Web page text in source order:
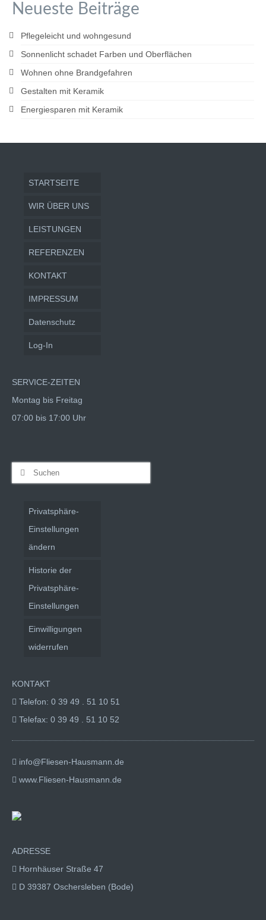
Neueste Beiträge
Pflegeleicht und wohngesund
Sonnenlicht schadet Farben und Oberflächen
Wohnen ohne Brandgefahren
Gestalten mit Keramik
Energiesparen mit Keramik
STARTSEITE
WIR ÜBER UNS
LEISTUNGEN
REFERENZEN
KONTAKT
IMPRESSUM
Datenschutz
Log-In
SERVICE-ZEITEN
Montag bis Freitag
07:00 bis 17:00 Uhr
Suchen
Privatsphäre-
Einstellungen
ändern
Historie der
Privatsphäre-
Einstellungen
Einwilligungen
widerrufen
KONTAKT
Telefon: 0 39 49 . 51 10 51
Telefax: 0 39 49 . 51 10 52
info@Fliesen-Hausmann.de
www.Fliesen-Hausmann.de
ADRESSE
Hornhäuser Straße 47
D 39387 Oschersleben (Bode)